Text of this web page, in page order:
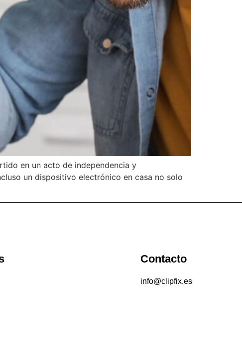
en un acto de independencia y
un dispositivo electrónico en casa no solo
Contacto
info@clipfix.es